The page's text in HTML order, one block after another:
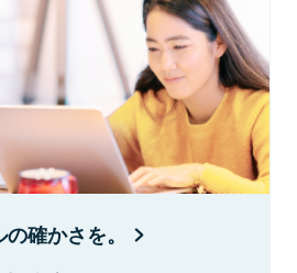
確かさを。